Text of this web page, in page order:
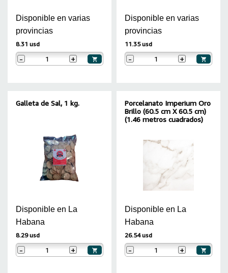
Disponible en varias
provincias
8.31 usd
- +
Disponible en varias
provincias
11.35 usd
- +
Galleta de Sal, 1 kg.
Disponible en La
Habana
8.29 usd
- +
Porcelanato Imperium Oro
Brillo (60.5 cm X 60.5 cm)
(1.46 metros cuadrados)
Disponible en La
Habana
26.54 usd
- +